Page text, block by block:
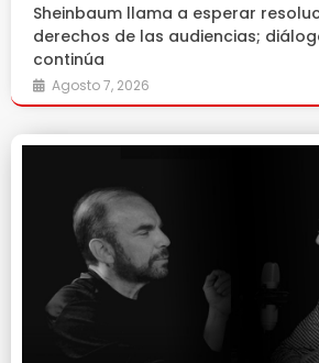
Sheinbaum llama a esperar
derechos de las audiencias;
continúa
Agosto 7, 2026